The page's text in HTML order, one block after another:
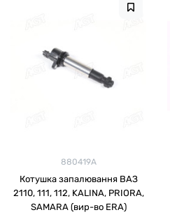
880419A
Котушка запалювання ВАЗ
2110, 111, 112, KALINA, PRIORA,
SAMARA (вир-во ERA)